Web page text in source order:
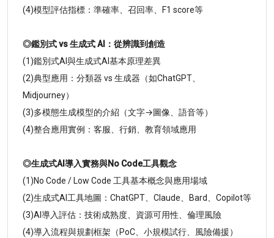
(4)模型評估指標：準確率、召回率、F1 score等
◎鑑別式 vs 生成式 AI：從辨識到創造
(1)鑑別式AI與生成式AI基本原理差異
(2)典型應用：分類器 vs 生成器（如ChatGPT、
Midjourney）
(3)多模態生成模型的介紹（文字→圖像、語音等）
(4)整合應用實例：客服、行銷、教育領域應用
◎生成式AI導入實務與No Code工具觀念
(1)No Code / Low Code 工具基本概念與應用場域
(2)生成式AI工具地圖：ChatGPT、Claude、Bard、Copilot等
(3)AI導入評估：技術成熟度、資源可用性、倫理風險
(4)導入流程與規劃框架（PoC、小規模試行、風險備援）